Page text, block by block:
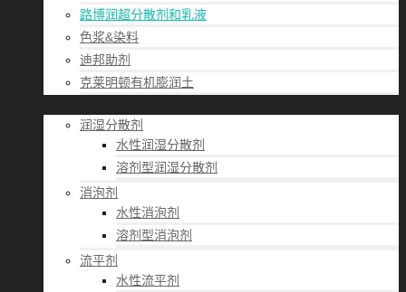
路博润超分散剂和乳液
色浆&染料
迪邦助剂
克莱明顿有机膨润土
润湿分散剂
水性润湿分散剂
溶剂型润湿分散剂
消泡剂
水性消泡剂
溶剂型消泡剂
流平剂
水性流平剂